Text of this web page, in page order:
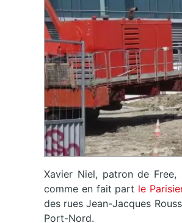
Xavier Niel, patron de
comme en fait part le
des rues Jean-Jacques
Port-Nord.